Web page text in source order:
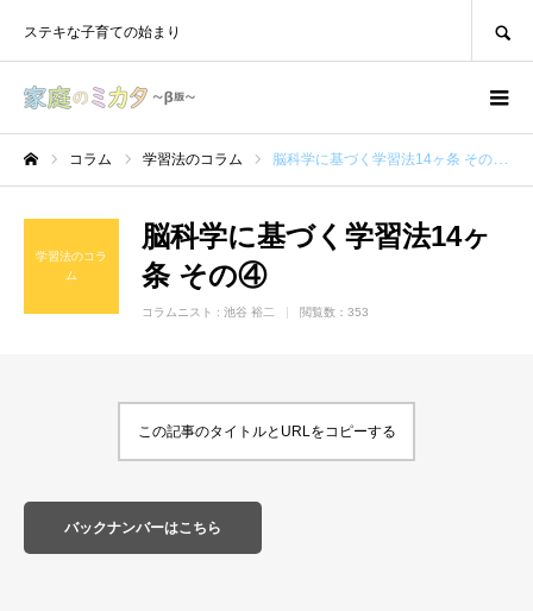
ステキな子育ての始まり
コラム 学習法のコラム 脳科学に基づく学習法14ヶ条 その④
学習法のコラ
ム
脳科学に基づく学習法14ヶ
条 その④
コラムニスト : 池谷 裕二 閲覧数：353
この記事のタイトルとURLをコピーする
バックナンバーはこちら